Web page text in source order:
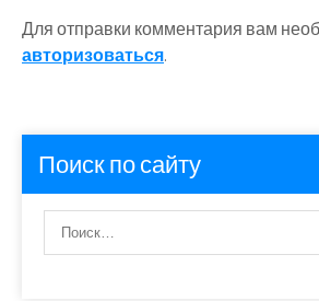
Для отправки комментария вам
авторизоваться.
Поиск по сайту